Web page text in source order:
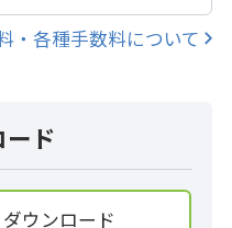
・各種手数料について
ド
ダウンロード